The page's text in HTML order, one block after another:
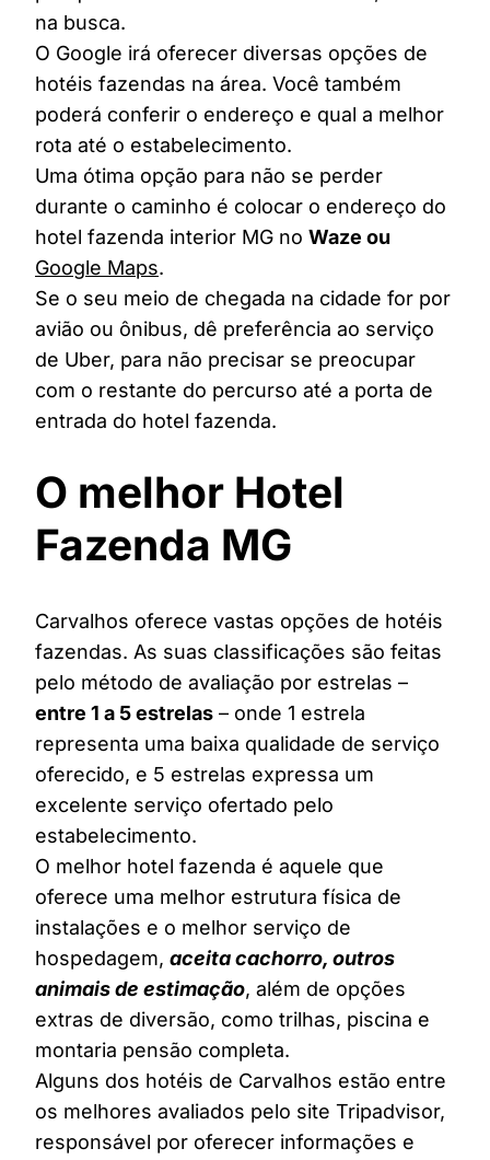
na busca.
O Google irá oferecer diversas opções de
hotéis fazendas na área. Você também
poderá conferir o endereço e qual a melhor
rota até o estabelecimento.
Uma ótima opção para não se perder
durante o caminho é colocar o endereço do
hotel fazenda interior MG no Waze ou
Google Maps.
Se o seu meio de chegada na cidade for por
avião ou ônibus, dê preferência ao serviço
de Uber, para não precisar se preocupar
com o restante do percurso até a porta de
entrada do hotel fazenda.
O melhor Hotel
Fazenda MG
Carvalhos oferece vastas opções de hotéis
fazendas. As suas classificações são feitas
pelo método de avaliação por estrelas –
entre 1 a 5 estrelas – onde 1 estrela
representa uma baixa qualidade de serviço
oferecido, e 5 estrelas expressa um
excelente serviço ofertado pelo
estabelecimento.
O melhor hotel fazenda é aquele que
oferece uma melhor estrutura física de
instalações e o melhor serviço de
hospedagem, aceita cachorro, outros
animais de estimação, além de opções
extras de diversão, como trilhas, piscina e
montaria pensão completa.
Alguns dos hotéis de Carvalhos estão entre
os melhores avaliados pelo site Tripadvisor,
responsável por oferecer informações e